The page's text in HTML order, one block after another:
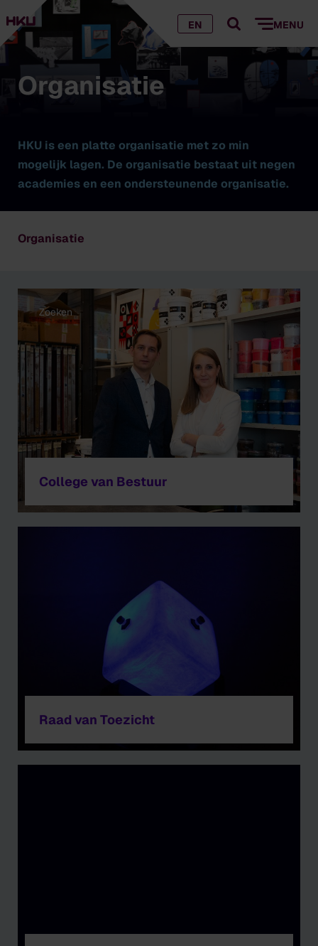
EN MENU
Organisatie
HKU is een platte organisatie met zo min
mogelijk lagen. De organisatie bestaat uit negen
academies en een ondersteunende organisatie.
Organisatie
Zoeken
College van Bestuur
Raad van Toezicht